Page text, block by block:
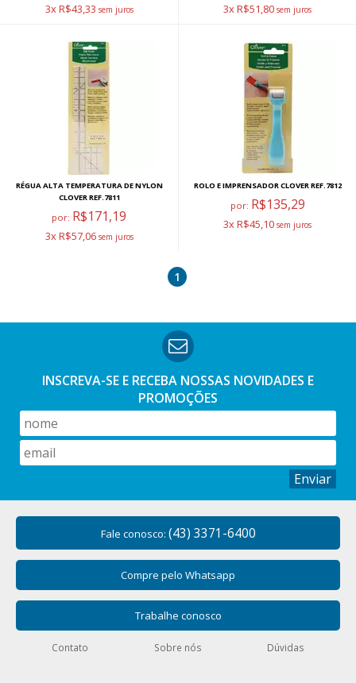
3x R$43,33 3x R$51,80
RÉGUA ALTA TEMPERATURA DE NYLON
CLOVER REF.7811
por: R$171,19
3x R$57,06
ROLO E IMPRENSADOR CLOVER REF.7812
por: R$135,29
3x R$45,10
1
INSCREVA-SE E RECEBA NOSSAS NOVIDADES E
PROMOÇÕES
Enviar
Fale conosco: (43) 3371-6400
Compre pelo Whatsapp
Trabalhe conosco
Contato Sobre nós Dúvidas